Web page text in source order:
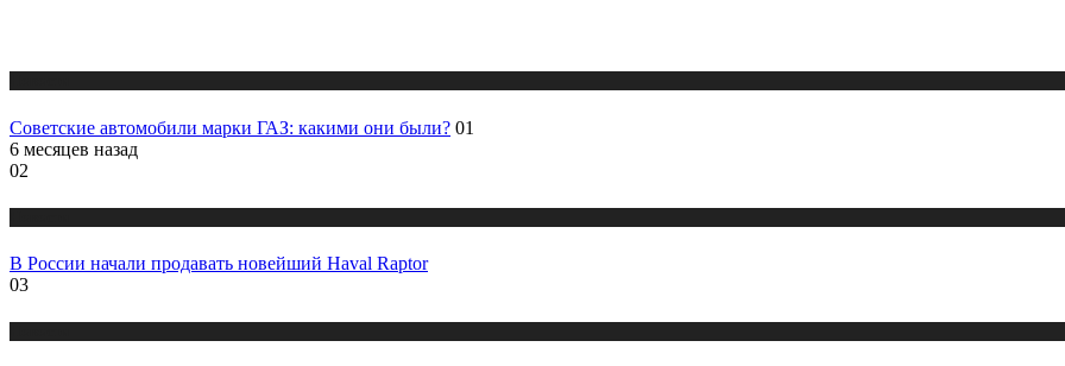
Советские автомобили марки ГАЗ: какими они были? 01
6 месяцев назад
02
В России начали продавать новейший Haval Raptor
03